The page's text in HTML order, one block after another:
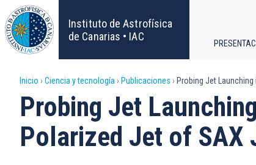
Pasar
al
contenido
principal
Instituto de Astrofísica
de Canarias • IAC
Sobrescribir
enlaces
de
Inicio Ciencia y tecnología Publicaciones Probing Jet
Probing Jet
Polarized Jet of SAX